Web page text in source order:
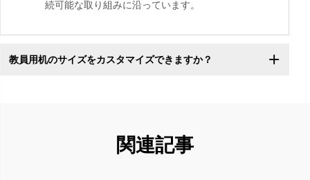
続可能な取り組みに沿っています。
教員用机のサイズをカスタマイズできますか？
関連記事